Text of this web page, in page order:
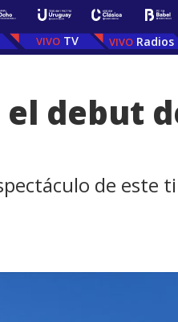
TV Radios
debut
de este